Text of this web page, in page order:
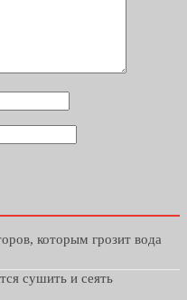
которым грозит вода
сушить и сеять